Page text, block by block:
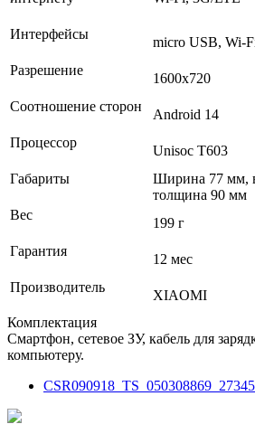
Интерфейсы
micro USB, Wi-
Разрешение
1600x720
Соотношение сторон
Android 14
Процессор
Unisoc T603
Габариты
Ширина 77 мм,
толщина 90 мм
Вес
199 г
Гарантия
12 мес
Производитель
XIAOMI
Комплектация
Смартфон, сетевое ЗУ, кабель для
компьютеру.